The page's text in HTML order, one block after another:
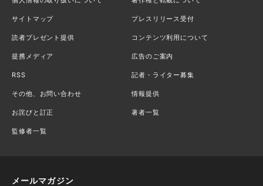
サイトマップ プレスリリース受付
読者プレゼント提供 コンテンツ利用について
提携メディア 広告のご案内
RSS 記者・ライター募集
その他、お問い合わせ 情報提供
お詫びと訂正 著者一覧
監修者一覧
メールマガジン